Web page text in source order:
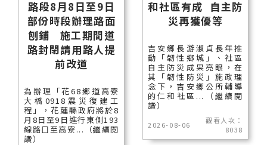
路段8月8日至9日
部份時段辦理路面
刨鋪 施工期間道
路封閉請用路人提
前改道
為辦理「花68鄉道高寮
大橋0918震災復建工
程」，花蓮縣政府將於8
月8日至9日進行東側193
線路口至高寮...（繼續閱
讀）
和社區有成 自主防
災再獲優等
吉安鄉長游淑貞長年推
動「韌性鄉城」、社區
自主防災成果亮眼，在
其「韌性防災」施政理
念下，吉安鄉公所輔導
的仁和社區...（繼續閱
讀）
2026-08-06
觀看人次：
8038